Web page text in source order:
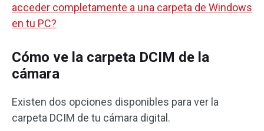
acceder completamente a una carpeta de Windows
en tu PC?
Cómo ve la carpeta DCIM de la
cámara
Existen dos opciones disponibles para ver la
carpeta DCIM de tu cámara digital.